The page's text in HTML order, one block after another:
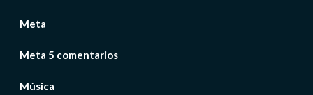
Meta
Meta 5 comentarios
Música